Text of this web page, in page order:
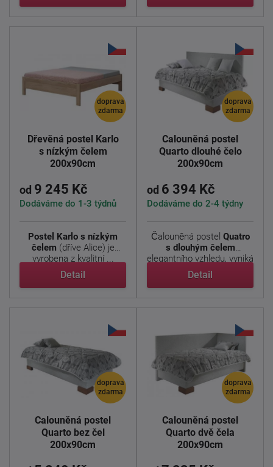
doprava
zdarma
Dřevěná postel Karlo
s nízkým čelem
200x90cm
od 9 245 Kč
Dodáváme do 1-3 týdnů
Postel Karlo s nízkým
čelem (dříve Alice) je
vyrobena z kvalitní ...
Detail
doprava
zdarma
Čalouněná postel
Quarto dlouhé čelo
200x90cm
od 6 394 Kč
Dodáváme do 2-4 týdny
Čalouněná postel Quatro
s dlouhým čelem
elegantního vzhledu, vyniká
...
Detail
doprava
zdarma
Čalouněná postel
Quarto bez čel
200x90cm
doprava
zdarma
Čalouněná postel
Quarto dvě čela
200x90cm